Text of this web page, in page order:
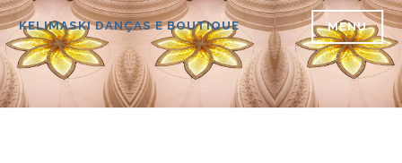
Ir
para
conteúdo
KELIMASKI DANÇAS E BOUTIQUE MENU